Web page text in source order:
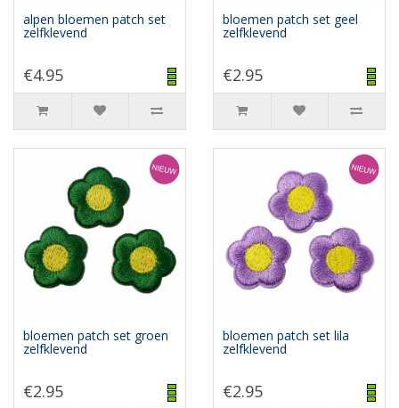
alpen bloemen patch set
zelfklevend
€4.95
bloemen patch set geel
zelfklevend
€2.95
bloemen patch set groen
zelfklevend
€2.95
bloemen patch set lila
zelfklevend
€2.95